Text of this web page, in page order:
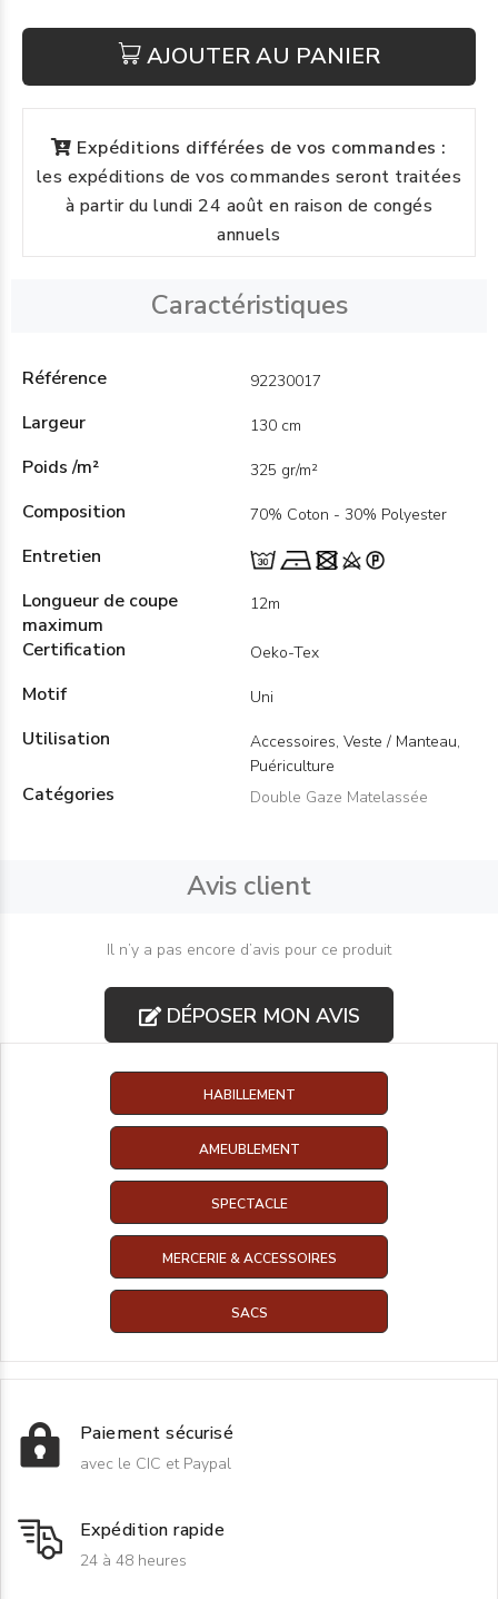
AJOUTER AU PANIER
Expéditions différées de vos commandes :
les expéditions de vos commandes seront traitées
à partir du lundi 24 août en raison de congés
annuels
Caractéristiques
Référence 92230017
Largeur 130 cm
Poids /m² 325 gr/m²
Composition 70% Coton - 30% Polyester
Entretien
Longueur de coupe
maximum
12m
Certification Oeko-Tex
Motif Uni
Utilisation
Accessoires, Veste / Manteau,
Puériculture
Catégories Double Gaze Matelassée
Avis client
Il n’y a pas encore d’avis pour ce produit
DÉPOSER MON AVIS
HABILLEMENT
AMEUBLEMENT
SPECTACLE
MERCERIE & ACCESSOIRES
SACS
Paiement sécurisé
avec le CIC et Paypal
Expédition rapide
24 à 48 heures